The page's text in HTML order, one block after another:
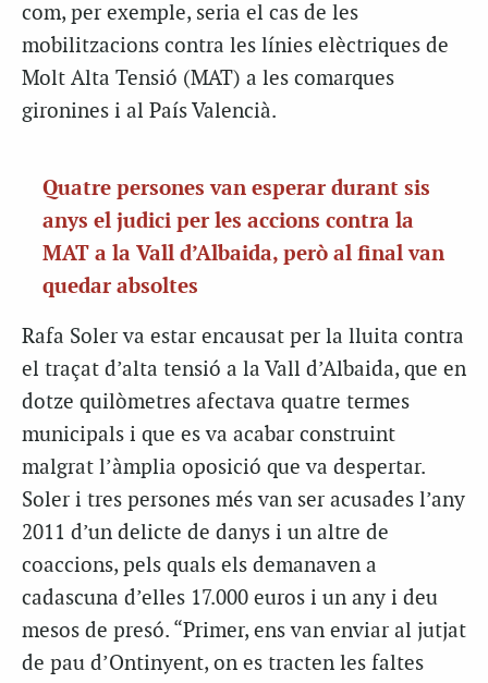
com, per exemple, seria el cas de les
mobilitzacions contra les línies elèctriques de
Molt Alta Tensió (MAT) a les comarques
gironines i al País Valencià.
Quatre persones van esperar durant sis
anys el judici per les accions contra la
MAT a la Vall d’Albaida, però al final van
quedar absoltes
Rafa Soler va estar encausat per la lluita contra
el traçat d’alta tensió a la Vall d’Albaida, que en
dotze quilòmetres afectava quatre termes
municipals i que es va acabar construint
malgrat l’àmplia oposició que va despertar.
Soler i tres persones més van ser acusades l’any
2011 d’un delicte de danys i un altre de
coaccions, pels quals els demanaven a
cadascuna d’elles 17.000 euros i un any i deu
mesos de presó. “Primer, ens van enviar al jutjat
de pau d’Ontinyent, on es tracten les faltes